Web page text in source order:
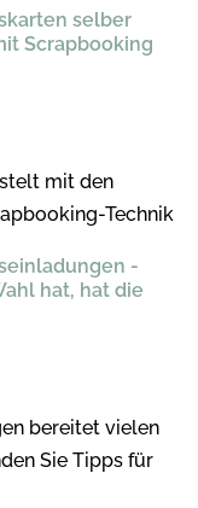
selber
Scrapbooking
mit den
Technik
-
hat, hat die
bereitet vielen
Sie Tipps für